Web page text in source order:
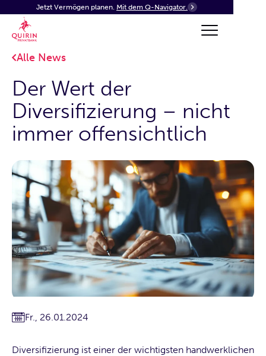
Jetzt Vermögen planen. Mit dem Q-Navigator.
Alle News
Der Wert der
Diversifizierung – nicht
immer offensichtlich
Fr., 26.01.2024
Diversifizierung ist einer der wichtigsten handwerklichen